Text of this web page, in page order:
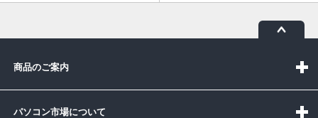
商品のご案内
パソコン市場について